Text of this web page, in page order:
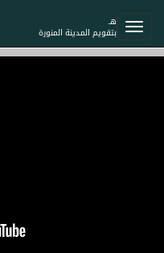
هـ
بتقويم المدينة المنورة